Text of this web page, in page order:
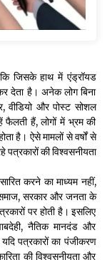
जिसके हाथ में एंड्रॉयड
देता है। अनेक लोग बिना
वीडियो और पोस्ट सोशल
फैलती हैं, लोगों में भ्रम की
है। ऐसे मामलों से वर्षों से
पत्रकारों की विश्वसनीयता
करने का माध्यम नहीं,
सरकार और जनता के
पर होती है। इसलिए
नैतिक मानदंड और
पत्रकारों का पंजीकरण
की विश्वसनीयता और